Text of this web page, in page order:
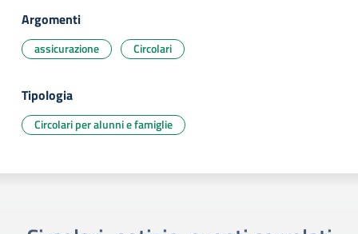
Argomenti
assicurazione Circolari
Tipologia
Circolari per alunni e famiglie